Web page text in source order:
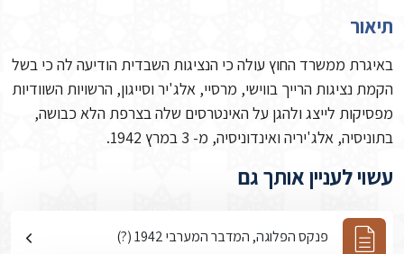
תיאור
באיגרת ממשרד החוץ עולה כי הנציגות השבדית הודיעה לה כי בשל
הקמת נציגות הרייך בווישי, מרסיי, אלג'יר וסייגון, הרשויות השוודיות
מפסיקות לייצג ולהגן על האינטרסים שלה בצרפת הלא כבושה,
בתוניסיה, אלג'יריה ואינדוניסיה, מ- 3 במרץ 1942.
עשוי לעניין אותך גם
פנקס הפלוגה, המדבר המערבי 1942 (?)